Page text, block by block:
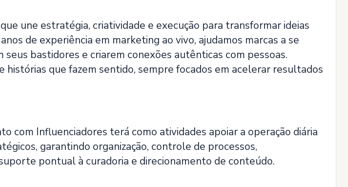
une estratégia, criatividade e execução para transformar ideias
de experiência em marketing ao vivo, ajudamos marcas a se
seus bastidores e criarem conexões autênticas com pessoas.
histórias que fazem sentido, sempre focados em acelerar resultados
com Influenciadores terá como atividades apoiar a operação diária
garantindo organização, controle de processos,
pontual à curadoria e direcionamento de conteúdo.